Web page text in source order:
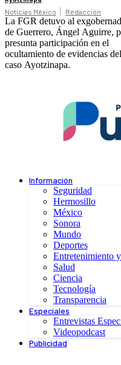
Noticias México Redacción
La FGR detuvo al
de Guerrero, Ángel Aguirre,
presunta participación en el
ocultamiento de evidencias del
caso Ayotzinapa.
Información
Seguridad
Hermosillo
México
Sonora
Mundo
Deportes
Entretenimiento
Salud
Ciencia
Tecnología
Transparencia
Especiales
Entrevistas
Videopodcast
Publicidad